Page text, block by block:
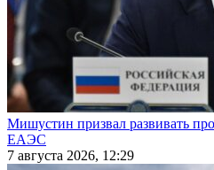
Мишустин призвал развивать
ЕАЭС
7 августа 2026, 12:29